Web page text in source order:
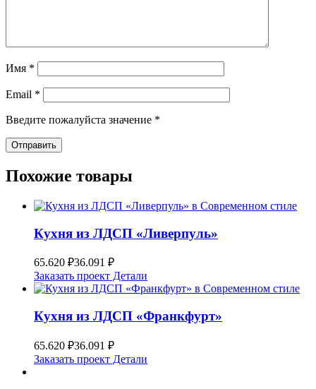
Имя *
Email *
Введите пожалуйста значение *
Похожие товары
Кухня из ЛДСП «Ливерпуль»
65.620 ₽36.091 ₽
Заказать проект Детали
Кухня из ЛДСП «Франкфурт»
65.620 ₽36.091 ₽
Заказать проект Детали